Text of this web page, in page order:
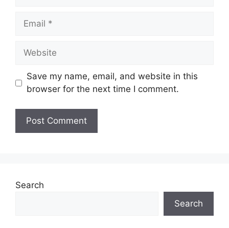
Email
Website
Save my name, email, and website in this
browser for the next time I comment.
Search
Search